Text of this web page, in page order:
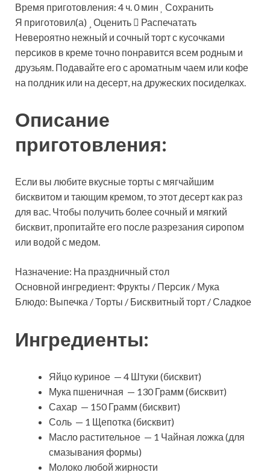
Время приготовления: 4 ч. 0 мин
Сохранить
Я приготовил(а)
Оценить
Распечатать
Невероятно нежный и сочный торт с кусочками
персиков в креме точно понравится всем родным и
друзьям. Подавайте его с ароматным чаем или кофе
на полдник или на десерт, на дружеских посиделках.
Описание
приготовления:
Если вы любите вкусные торты с мягчайшим
бисквитом и тающим кремом, то этот десерт как раз
для вас. Чтобы получить более сочный и мягкий
бисквит, пропитайте его после разрезания сиропом
или водой с медом.
Назначение: На праздничный стол
Основной ингредиент: Фрукты / Персик / Мука
Блюдо: Выпечка / Торты / Бисквитный торт / Сладкое
Ингредиенты:
Яйцо куриное — 4 Штуки (бисквит)
Мука пшеничная — 130 Грамм (бисквит)
Сахар — 150 Грамм (бисквит)
Соль — 1 Щепотка (бисквит)
Масло растительное — 1 Чайная ложка (для
смазывания формы)
Молоко любой жирности